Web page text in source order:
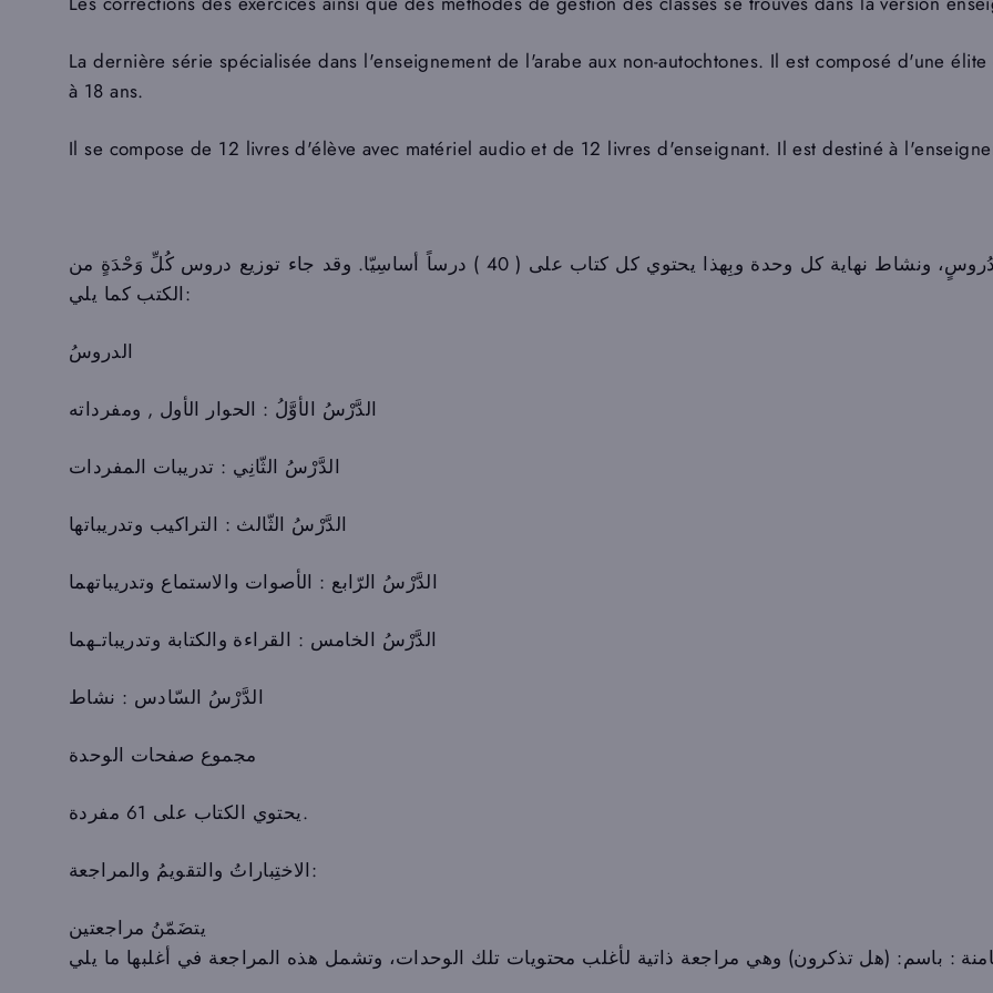
La dernière série spécialisée dans l'enseignement de l'arabe aux non-autochtones. Il est composé d'une
à 18 ans.
Il se compose de 12 livres d'élève avec matériel audio et de 12 livres d'enseignant. Il est destiné à
يتكـون مــــن (8) وَحْــدات , تتألّفُ كُلُّ وَحدةٍ من (5) دُروسٍ، ونشاط نهاية كل وحدة وبِهذا يحتوي كل كتاب على ( 40 ) درساً أساسِيّا. وقد جاء توزيع دروس كُلِّ وَحْدَةٍ من
الكتب كما يلي:
الدروسُ
الدَّرْسُ الأوَّلُ : الحوار الأول , ومفرداته
الدَّرْسُ الثّانِي : تدريبات المفردات
الدَّرْسُ الثّالث : التراكيب وتدريباتها
الدَّرْسُ الرّابع : الأصوات والاستماع وتدريباتهما
الدَّرْسُ الخامس : القراءة والكتابة وتدريباتـهما
الدَّرْسُ السّادس : نشاط
مجموع صفحات الوحدة
يحتوي الكتاب على 61 مفردة.
الاختِباراتُ والتقويمُ والمراجعة:
يتضَمّنُ مراجعتين